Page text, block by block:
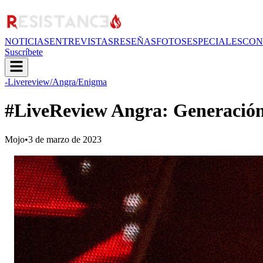
NOTICIASENTREVISTASRESEÑASFOTOSESPECIALES
Suscríbete
-Livereview/Angra/Enigma
#LiveReview Angra:
Mojo•3 de marzo de 2023